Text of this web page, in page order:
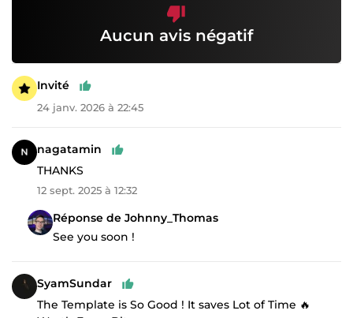
Aucun avis négatif
Invité
24 janv. 2026 à 22:45
nagatamin
THANKS
12 sept. 2025 à 12:32
Réponse de Johnny_Thomas
See you soon !
SyamSundar
The Template is So Good ! It saves Lot of Time 🔥